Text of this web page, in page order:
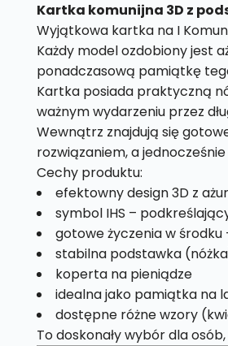
Kartka komunijna 3D z
Wyjątkowa kartka na I
Każdy model ozdobiony jest
ponadczasową pamiątkę
Kartka posiada praktyczną
ważnym wydarzeniu przez
Wewnątrz znajdują się
rozwiązaniem, a
Cechy produktu:
efektowny design 3D z
symbol IHS –
gotowe życzenia w
stabilna podstawka
koperta na pieniądze
idealna jako pamiątka na
dostępne różne wzory
To doskonały wybór dla